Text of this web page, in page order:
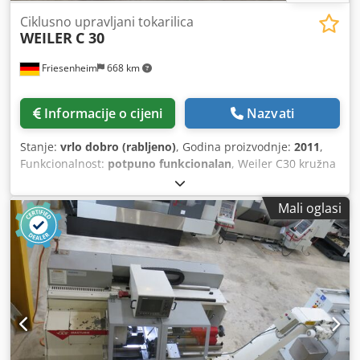
Friesenheim 668 km
Ciklusno upravljani tokarilica
WEILER C 30
Informacije o cijeni Nazvati
Stanje: vrlo dobro (rabljeno), Godina proizvodnje: 2011,
Funkcionalnost: potpuno funkcionalan, Weiler C30 kružna
tokarilica (2011) Proizvođač: Weiler Tip: C30 x 750 Godina
proizvodnje: 2011 Stanje: vrlo dobro, rabljeno Međuosna
udaljenost 750 Promjer obrade iznad ležišta 330 mm
Promjer obrade na poprečnoj sanici 160 mm Hod poprečne
sanice 180 mm Širina ležišta 240 mm Presjek tokarskog
alata 20 x 20 mm Glava vretena prema DIN 55027, veličina
5 Cjdpfx Aezmpyqocljrf Promjer vretena u prednjem ležaju
70 mm Promjer otvora vretena 40,5 mm Unutarnji konus
glavnog vretena 5 mm Snaga pogona 60 % / 100 % ED 9 / 7
kW Ukupni raspon brzine 1 – 4.500 o/min Snaga podavanja
uzdužno 6.000 N Snaga podavanja poprečno 3.000 N
Mali oglasi